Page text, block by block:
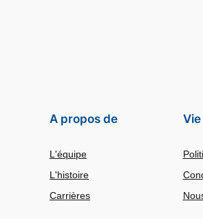
A propos de
L'équipe
L'histoire
Carrières